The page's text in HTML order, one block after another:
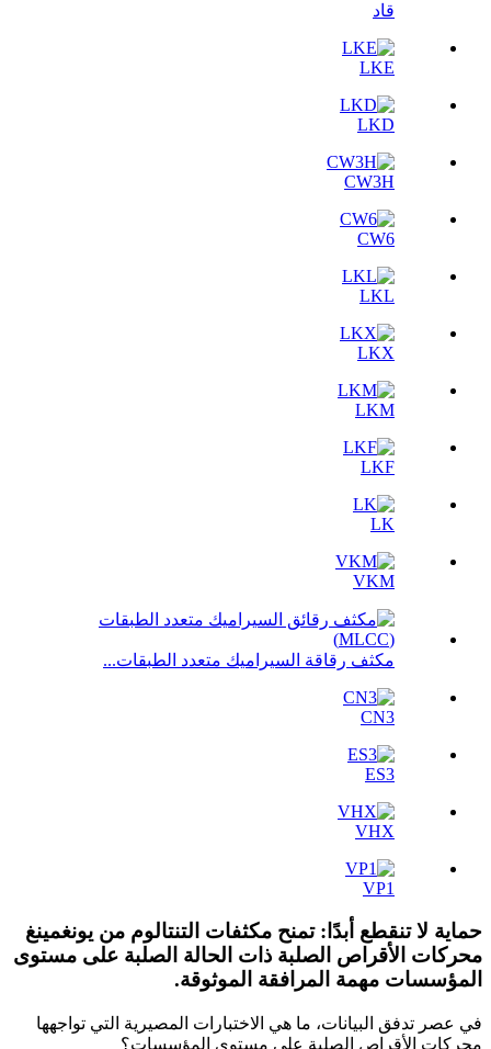
قاد
LKE
LKD
CW3H
CW6
LKL
LKX
LKM
LKF
LK
VKM
مكثف رقاقة السيراميك متعدد الطبقات...
CN3
ES3
VHX
VP1
حماية لا تنقطع أبدًا: تمنح مكثفات التنتالوم من يونغمينغ
محركات الأقراص الصلبة ذات الحالة الصلبة على مستوى
المؤسسات مهمة المرافقة الموثوقة.
في عصر تدفق البيانات، ما هي الاختبارات المصيرية التي تواجهها
محركات الأقراص الصلبة على مستوى المؤسسات؟